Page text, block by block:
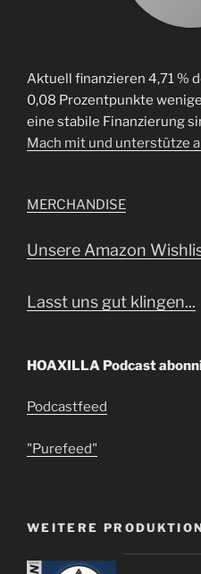
Aktuell finanzieren 4,71 %
0,08 Prozentpunkte
eine stabile Finanzierung
Mach mit und unterstütze
MERCHANDISE
Unsere Amazon
Lasst uns gut klingen...
HOAXILLA Podcast
Podcastfeed
"Purefeed"
WEITERE